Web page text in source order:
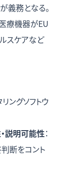
義務となる。
療機器がEU
スケアなど
ングソフトウ
説明可能性：
断をコント